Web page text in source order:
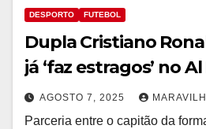
DESPORTO FUTEBOL
Dupla Cristiano
já ‘faz estragos’ no
AGOSTO 7, 2025
Parceria entre o capitão da